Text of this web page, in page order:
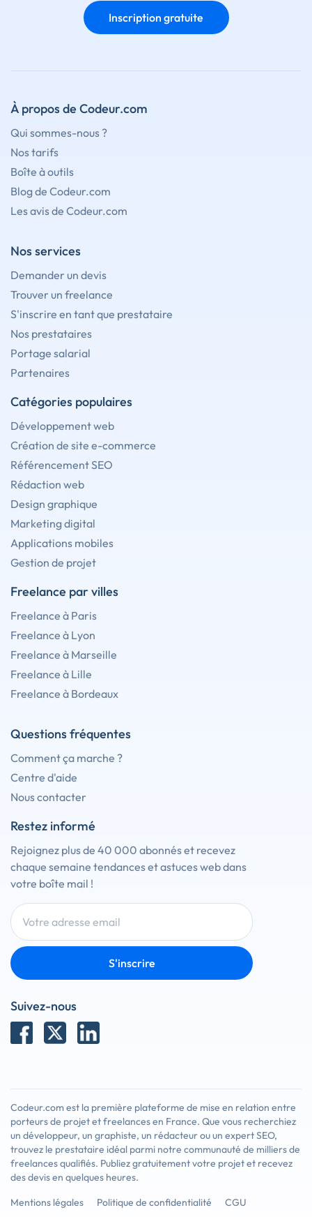
Inscription gratuite
À propos de Codeur.com
Qui sommes-nous ?
Nos tarifs
Boîte à outils
Blog de Codeur.com
Les avis de Codeur.com
Nos services
Demander un devis
Trouver un freelance
S'inscrire en tant que prestataire
Nos prestataires
Portage salarial
Partenaires
Catégories populaires
Développement web
Création de site e-commerce
Référencement SEO
Rédaction web
Design graphique
Marketing digital
Applications mobiles
Gestion de projet
Freelance par villes
Freelance à Paris
Freelance à Lyon
Freelance à Marseille
Freelance à Lille
Freelance à Bordeaux
Questions fréquentes
Comment ça marche ?
Centre d'aide
Nous contacter
Restez informé
Rejoignez plus de 40 000 abonnés et recevez
chaque semaine tendances et astuces web dans
votre boîte mail !
S'inscrire
Suivez-nous
Codeur.com est la première plateforme de mise en relation entre
porteurs de projet et freelances en France. Que vous recherchiez
un développeur, un graphiste, un rédacteur ou un expert SEO,
trouvez le prestataire idéal parmi notre communauté de milliers de
freelances qualifiés. Publiez gratuitement votre projet et recevez
des devis en quelques heures.
Mentions légales
Politique de confidentialité CGU